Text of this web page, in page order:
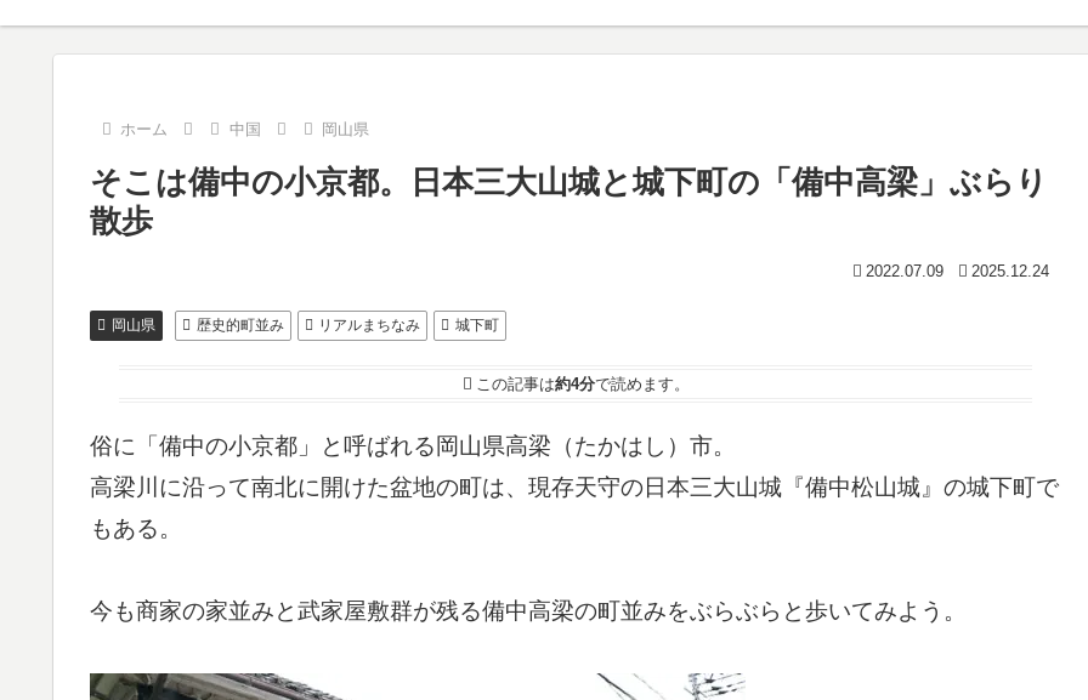
ホーム 中国 岡山県
そこは備中の小京都。日本三大山城と城下町の「備中高梁」ぶらり
散歩
2022.07.09 2025.12.24
岡山県 歴史的町並み リアルまちなみ 城下町
この記事は約4分で読めます。
俗に「備中の小京都」と呼ばれる岡山県高梁（たかはし）市。
高梁川に沿って南北に開けた盆地の町は、現存天守の日本三大山城『備中松山城』の城下町で
もある。
今も商家の家並みと武家屋敷群が残る備中高梁の町並みをぶらぶらと歩いてみよう。